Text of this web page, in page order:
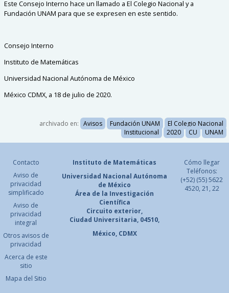
Este Consejo Interno hace un llamado a El Colegio Nacional y a
Fundación UNAM para que se expresen en este sentido.
Consejo Interno
Instituto de Matemáticas
Universidad Nacional Autónoma de México
México CDMX, a 18 de julio de 2020.
archivado en: Avisos Fundación UNAM
El Colegio Nacional
Institucional
2020 CU UNAM
Contacto
Aviso de
privacidad
simplificado
Aviso de
privacidad
integral
Otros avisos de
privacidad
Acerca de este
sitio
Mapa del Sitio
Instituto de Matemáticas
Universidad Nacional Autónoma
de México
Área de la Investigación
Científica
Circuito exterior,
Ciudad Universitaria, 04510,
México, CDMX
Cómo llegar
Teléfonos:
(+52) (55) 5622
4520, 21, 22